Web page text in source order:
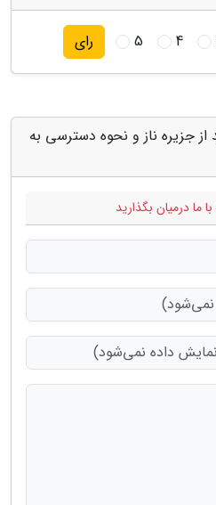
4
5 رای
از جزیره ناز و نحوه دسترسی به
ما درمیان بگذارید